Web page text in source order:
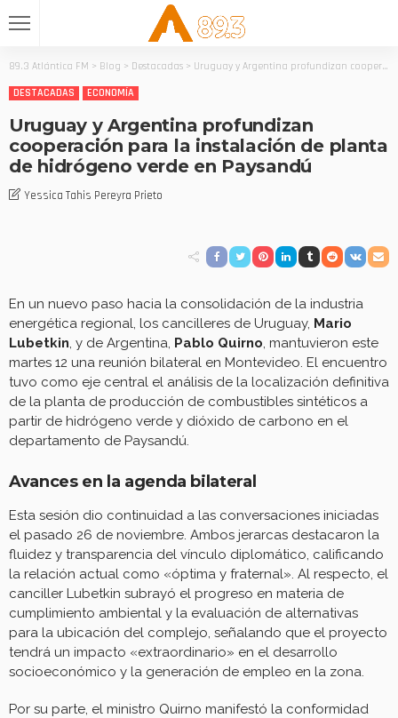
89.3 Atlántica FM > Blog > Destacadas > Uruguay y Argentina profundizan cooperación para la instalación de planta de hidrógeno verde en Paysandú
DESTACADAS
ECONOMÍA
Uruguay y Argentina profundizan
cooperación para la instalación de planta
de hidrógeno verde en Paysandú
Yessica Tahis Pereyra Prieto
En un nuevo paso hacia la consolidación de la industria
energética regional, los cancilleres de Uruguay, Mario
Lubetkin, y de Argentina, Pablo Quirno, mantuvieron este
martes 12 una reunión bilateral en Montevideo. El encuentro
tuvo como eje central el análisis de la localización definitiva
de la planta de producción de combustibles sintéticos a
partir de hidrógeno verde y dióxido de carbono en el
departamento de Paysandú.
Avances en la agenda bilateral
Esta sesión dio continuidad a las conversaciones iniciadas
el pasado 26 de noviembre. Ambos jerarcas destacaron la
fluidez y transparencia del vínculo diplomático, calificando
la relación actual como «óptima y fraternal». Al respecto, el
canciller Lubetkin subrayó el progreso en materia de
cumplimiento ambiental y la evaluación de alternativas
para la ubicación del complejo, señalando que el proyecto
tendrá un impacto «extraordinario» en el desarrollo
socioeconómico y la generación de empleo en la zona.
Por su parte, el ministro Quirno manifestó la conformidad